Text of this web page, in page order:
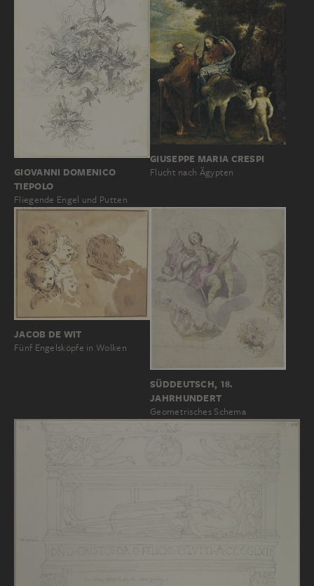
GIOVANNI DOMENICO
TIEPOLO
Fliegende Engel und Putten
GIUSEPPE MARIA CRESPI
Flucht nach Ägypten
JACOB DE WIT
Fünf Engelsköpfe in Wolken
SÜDDEUTSCH, 18.
JAHRHUNDERT
Geometrisches Schema